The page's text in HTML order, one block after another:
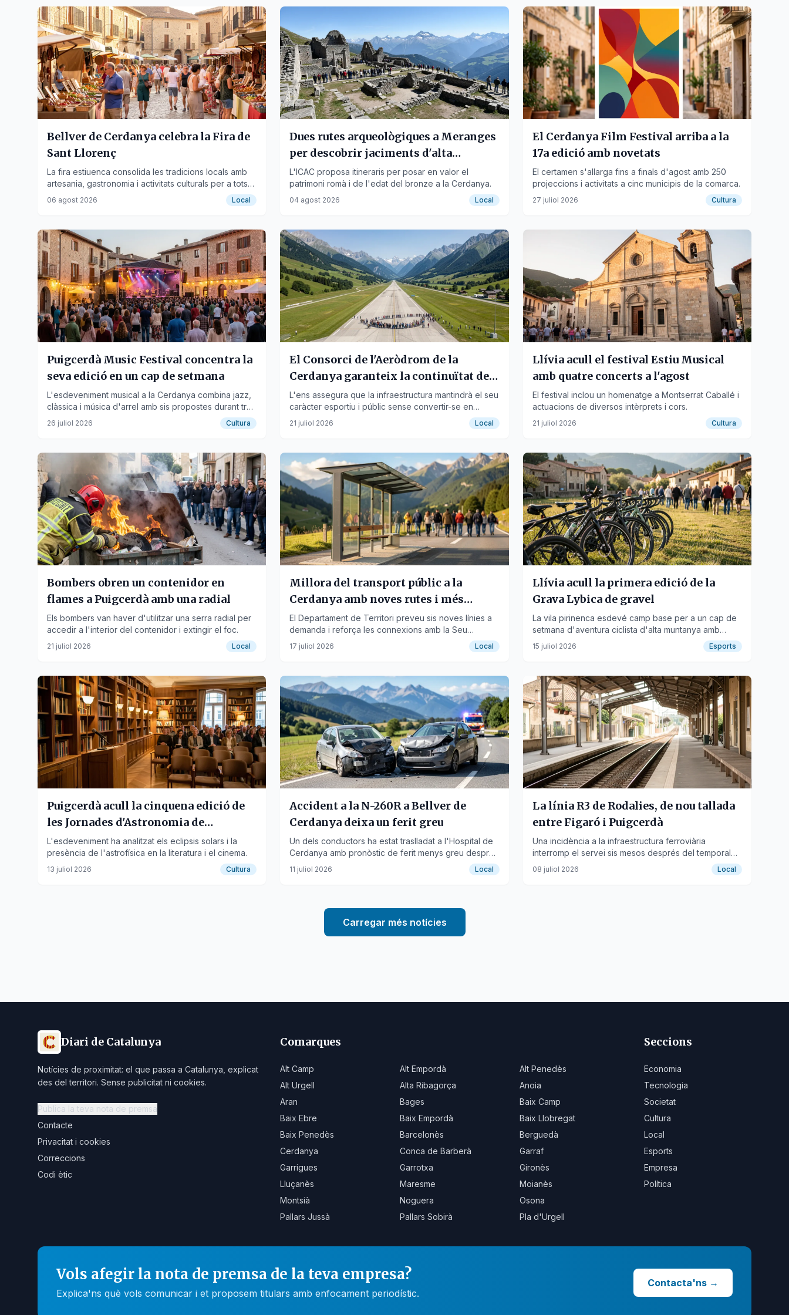
Bellver de Cerdanya celebra la Fira de
Sant Llorenç
La fira estiuenca consolida les tradicions locals amb
artesania, gastronomia i activitats culturals per a tots
els públics.
06 agost 2026 Local
Dues rutes arqueològiques a Meranges
per descobrir jaciments d'alta
muntanya
L'ICAC proposa itineraris per posar en valor el
patrimoni romà i de l'edat del bronze a la Cerdanya.
04 agost 2026 Local
El Cerdanya Film Festival arriba a la
17a edició amb novetats
El certamen s'allarga fins a finals d'agost amb 250
projeccions i activitats a cinc municipis de la comarca.
27 juliol 2026 Cultura
Puigcerdà Music Festival concentra la
seva edició en un cap de setmana
L'esdeveniment musical a la Cerdanya combina jazz,
clàssica i música d'arrel amb sis propostes durant tres
dies.
26 juliol 2026 Cultura
El Consorci de l'Aeròdrom de la
Cerdanya garanteix la continuïtat del
model sostenible
L'ens assegura que la infraestructura mantindrà el seu
caràcter esportiu i públic sense convertir-se en
aeroport.
21 juliol 2026 Local
Llívia acull el festival Estiu Musical
amb quatre concerts a l'agost
El festival inclou un homenatge a Montserrat Caballé i
actuacions de diversos intèrprets i cors.
21 juliol 2026 Cultura
Bombers obren un contenidor en
flames a Puigcerdà amb una radial
Els bombers van haver d'utilitzar una serra radial per
accedir a l'interior del contenidor i extingir el foc.
21 juliol 2026 Local
Millora del transport públic a la
Cerdanya amb noves rutes i més
inversió
El Departament de Territori preveu sis noves línies a
demanda i reforça les connexions amb la Seu
d’Urgell i Barcelona.
17 juliol 2026 Local
Llívia acull la primera edició de la
Grava Lybica de gravel
La vila pirinenca esdevé camp base per a un cap de
setmana d'aventura ciclista d'alta muntanya amb
activitats socials i culturals.
15 juliol 2026 Esports
Puigcerdà acull la cinquena edició de
les Jornades d'Astronomia de
Cerdanya
L'esdeveniment ha analitzat els eclipsis solars i la
presència de l'astrofísica en la literatura i el cinema.
13 juliol 2026 Cultura
Accident a la N-260R a Bellver de
Cerdanya deixa un ferit greu
Un dels conductors ha estat traslladat a l'Hospital de
Cerdanya amb pronòstic de ferit menys greu després
del xoc a la carretera N-260R.
11 juliol 2026 Local
La línia R3 de Rodalies, de nou tallada
entre Figaró i Puigcerdà
Una incidència a la infraestructura ferroviària
interromp el servei sis mesos després del temporal
Harry, obligant a habilitar transport alternatiu.
08 juliol 2026 Local
Carregar més notícies
Diari de Catalunya
Notícies de proximitat: el que passa a Catalunya, explicat
des del territori. Sense publicitat ni cookies.
Publica la teva nota de premsa
Contacte
Privacitat i cookies
Correccions
Codi ètic
Comarques
Alt Camp Alt Empordà
Alt Penedès
Alt Urgell
Alta Ribagorça
Anoia
Aran
Bages
Baix Camp
Baix Ebre
Baix Empordà
Baix Llobregat
Baix Penedès
Barcelonès
Berguedà
Cerdanya
Conca de Barberà
Garraf
Garrigues
Garrotxa
Gironès
Lluçanès
Maresme
Moianès
Montsià
Noguera
Osona
Pallars Jussà
Pallars Sobirà Pla d'Urgell
Seccions
Economia
Tecnologia
Societat
Cultura
Local
Esports
Empresa
Política
Vols afegir la nota de premsa de la teva empresa?
Explica'ns què vols comunicar i et proposem titulars amb enfocament periodístic.
Contacta'ns →